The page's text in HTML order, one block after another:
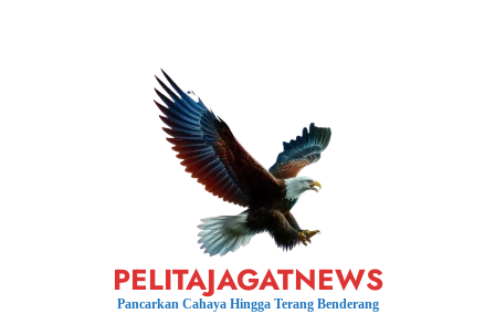
PELITAJAGATNEWS
Pancarkan Cahaya Hingga Terang Benderang